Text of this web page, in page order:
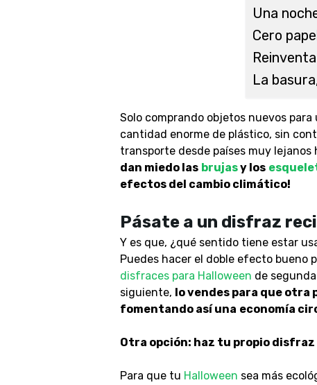
Una
Cero
La
Solo comprando objetos nuevos
cantidad enorme de plástico, sin
transporte desde países muy lejanos
dan miedo las brujasy los
efectos del cambio climático!
Pásate a un disfraz
Y es que, ¿qué sentido tiene estar
Puedes hacer el doble efecto bueno
disfraces para Halloween de
siguiente, lo vendes para que
fomentando así una economía
Otra opción: haz tu propio disfraz
Para que tu Halloween sea más